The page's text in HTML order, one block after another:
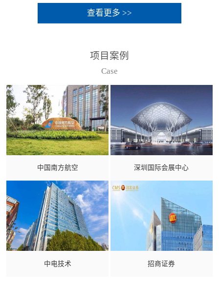
查看更多 >>
项目案例
Case
中国南方航空 深圳国际会展中心
中电技术 招商证券